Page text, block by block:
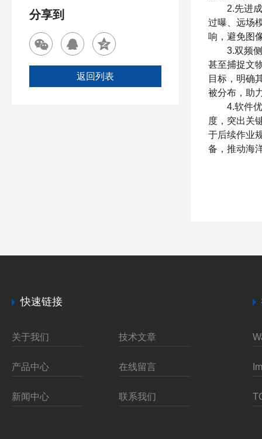
2.先进成
过曝、远场
响，避免图
3.双频侧
甚至捕捉文
目标，明确
被分布，助
4.软件优
度，突出关
于后续作业
备，推动海
分享到
返回列表
快速链接
关于我们 技术文章
产品中心 在线留言
新闻中心 联系我们